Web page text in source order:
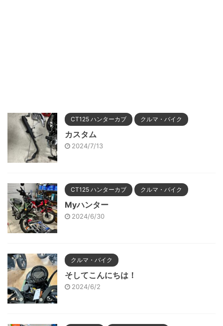
CT125 ハンターカブ クルマ・バイク
カスタム
2024/7/13
CT125 ハンターカブ クルマ・バイク
Myハンター
2024/6/30
クルマ・バイク
そしてこんにちは！
2024/6/2